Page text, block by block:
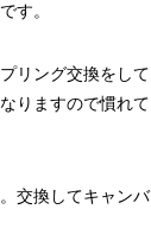
す。
リング交換をし
りますので慣れ
交換してキャン